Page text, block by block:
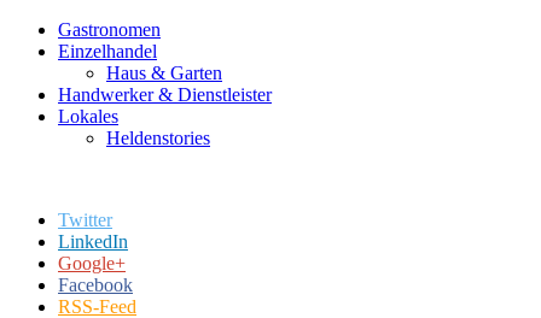
Gastronomen
Einzelhandel
Haus & Garten
Handwerker & Dienstleister
Lokales
Heldenstories
Twitter
LinkedIn
Google+
Facebook
RSS-Feed